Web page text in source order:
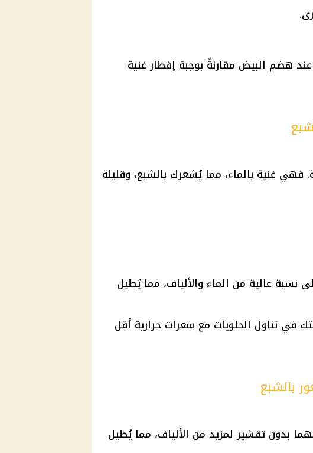
هضم البيض مقارنةً بوجبة إفطار غنية
فهي غنية بالماء، مما يُشعرك بالشبع، وقليلة
نسبة عالية من الماء والألياف، مما يُطيل
في تناول الحلويات مع سعرات حرارية أقل
بالشبع
بدون تقشير لمزيد من الألياف، مما يُطيل